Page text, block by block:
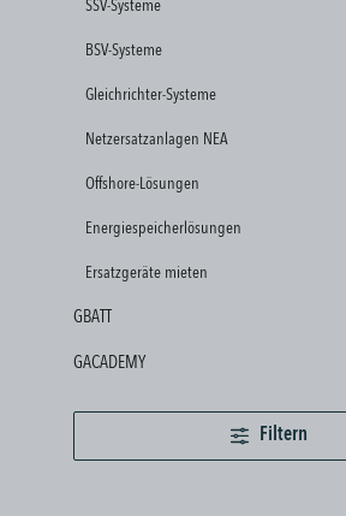
SSV-Systeme
BSV-Systeme
Gleichrichter-Systeme
Netzersatzanlagen NEA
Offshore-Lösungen
Energiespeicherlösungen
Ersatzgeräte mieten
GBATT
GACADEMY
Filtern